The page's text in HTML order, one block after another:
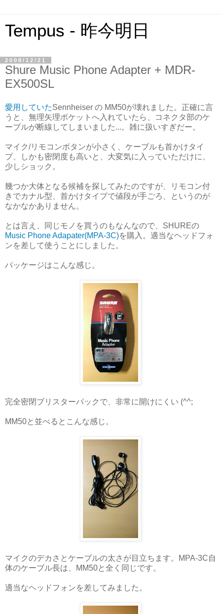
Tempus - 昨今明日
2008/12/21
Shure Music Phone Adapter + MDR-
EX500SL
愛用していたSennheiser の MM50が壊れました。正確に言
うと、無理矢理ポケットへ入れていたら、コネクタ部のケ
ーブルが断線してしまいました...。雑に扱いすぎだー。
マイク/リモコンボタンが小さく、ケーブルも首かけタイ
プ、しかも密閉度も高いと、大変気に入っていただけに、
少しショック。
幾つか大体となる候補を探してみたのですが、リモコン付
きでカナル型、首かけタイプで値段が手ごろ、というのが
なかなかありません。
とは言え、同じモノを買うのもなんなので、SHUREの
Music Phone Adapater(MPA-3C)を購入。適当なヘッドフォ
ンを差して使うことにしました。
パッケージはこんな感じ。
完全密閉ブリスターパックで、非常に開けにくい (^^;
MM50と並べるとこんな感じ。
マイクのデカさとケーブルの太さが目立ちます。MPA-3C自
体のケーブル長は、MM50と全く同じです。
適当なヘッドフォンを差してみました。